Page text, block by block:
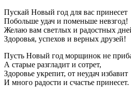
Пускай Новый год для вас принесет
Побольше удач и поменьше невзгод!
Желаю вам светлых и радостных
Здоровья, успехов и верных друзей!
Пусть Новый год морщинок не
А старые разгладит и сотрет,
Здоровье укрепит, от неудач избавит
И много радости и счастье принесет.